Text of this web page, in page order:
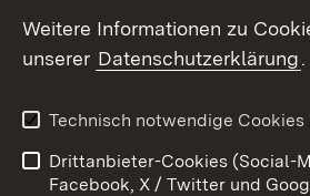
Barrierefreiheit
Impressum
Weitere Informationen zu
unserer Datenschutzerklärung.
Technisch notwendige Cookies
Drittanbieter-Cookies (Social-
Facebook, X / Twitter und